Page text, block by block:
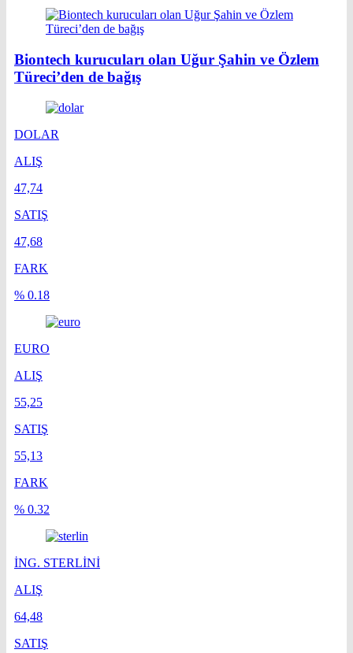
Biontech kurucuları olan Uğur Şahin ve Özlem
Türeci’den de bağış
DOLAR
ALIŞ
47,74
SATIŞ
47,68
FARK
% 0.18
EURO
ALIŞ
55,25
SATIŞ
55,13
FARK
% 0.32
İNG. STERLİNİ
ALIŞ
64,48
SATIŞ